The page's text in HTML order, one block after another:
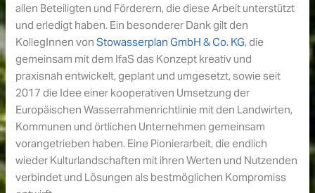
allen Beteiligten und Förderern, die diese Arbeit unterstützt
und erledigt haben. Ein besonderer Dank gilt den
KollegInnen vonStowasserplan GmbH & Co. KG, die
gemeinsam mit dem IfaS das Konzept kreativ und
praxisnah entwickelt, geplant und umgesetzt, sowie seit
2017 die Idee einer kooperativen Umsetzung der
Europäischen Wasserrahmenrichtlinie mit den Landwirten,
Kommunen und örtlichen Unternehmen gemeinsam
vorangetrieben haben. Eine Pionierarbeit, die endlich
wieder Kulturlandschaften mit ihren Werten und Nutzenden
verbindet und Lösungen als bestmöglichen Kompromiss